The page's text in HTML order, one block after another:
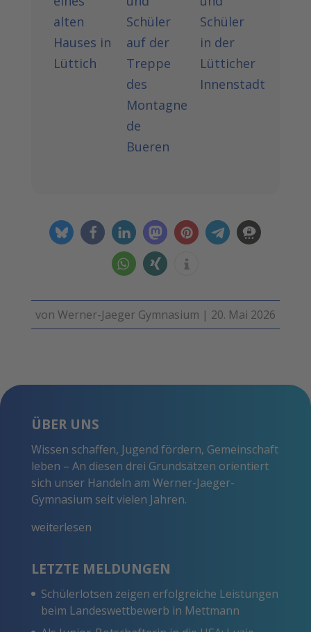
von Werner-Jaeger Gymnasium | 20. Mai 2026
ÜBER UNS
Wissen schaffen, Jugend fördern, Gemeinschaft
leben – An diesen drei Grundsätzen orientiert
sich unser Handeln am Werner-Jaeger-
Gymnasium seit vielen Jahren.
weiterlesen
LETZTE MELDUNGEN
Schülerlotsen zeigen erfolgreiche Leistungen
beim Landeswettbewerb in Mettmann